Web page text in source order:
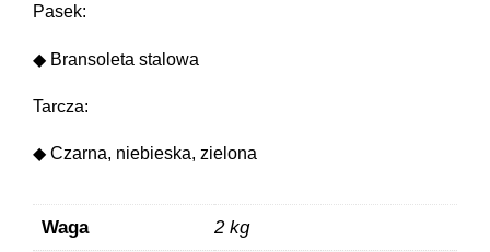
Pasek:
◆ Bransoleta stalowa
Tarcza:
◆ Czarna, niebieska, zielona
Waga 2 kg